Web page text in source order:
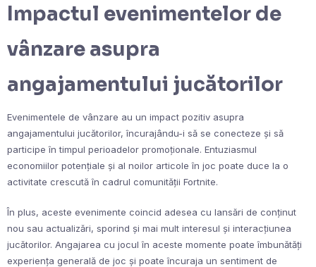
Impactul evenimentelor de
vânzare asupra
angajamentului jucătorilor
Evenimentele de vânzare au un impact pozitiv asupra
angajamentului jucătorilor, încurajându-i să se conecteze și să
participe în timpul perioadelor promoționale. Entuziasmul
economiilor potențiale și al noilor articole în joc poate duce la o
activitate crescută în cadrul comunității Fortnite.
În plus, aceste evenimente coincid adesea cu lansări de conținut
nou sau actualizări, sporind și mai mult interesul și interacțiunea
jucătorilor. Angajarea cu jocul în aceste momente poate îmbunătăți
experiența generală de joc și poate încuraja un sentiment de